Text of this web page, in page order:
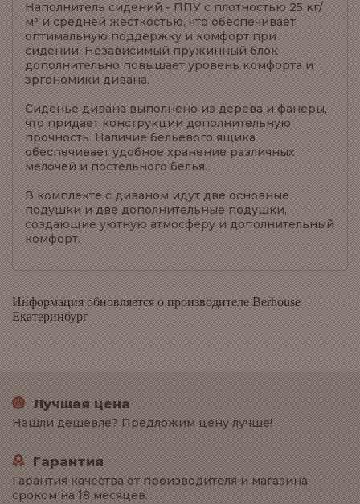
Наполнитель сидений - ППУ с плотностью 25 кг/
м³ и средней жесткостью, что обеспечивает
оптимальную поддержку и комфорт при
сидении. Независимый пружинный блок
дополнительно повышает уровень комфорта и
эргономики дивана.
Сиденье дивана выполнено из дерева и фанеры,
что придает конструкции дополнительную
прочность. Наличие бельевого ящика
обеспечивает удобное хранение различных
мелочей и постельного белья.
В комплекте с диваном идут две основные
подушки и две дополнительные подушки,
создающие уютную атмосферу и дополнительный
комфорт.
Информация обновляется о производителе Berhouse
Екатеринбург
Лучшая цена
Нашли дешевле? Предложим цену лучше!
Гарантия
Гарантия качества от производителя и магазина
сроком на 18 месяцев.